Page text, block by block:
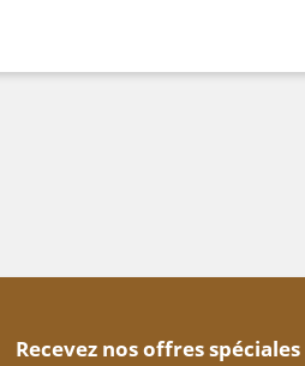
Recevez nos offres spéciales